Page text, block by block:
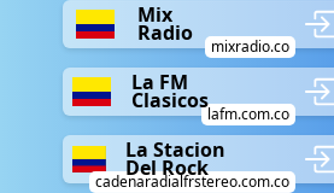
Mix
Radio
mixradio.co
La FM
Clasicos
lafm.com.co
La Stacion
Del Rock
cadenaradialfrstereo.com.co